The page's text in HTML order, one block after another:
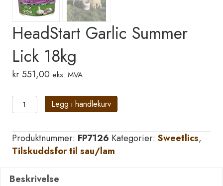
HeadStart Garlic Summer
Lick 18kg
kr551,00 eks. MVA
HeadStart
Garlic
Lick
18kg
antall
Legg i handlekurv
Produktnummer: FP7126 Kategorier: Sweetlics,
Tilskuddsfor til sau/lam
Beskrivelse